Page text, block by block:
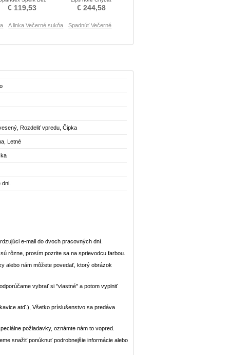
rukávov Večerné šaty
€ 119,53
Trblietanie Večerné šaty
€ 244,58
A linka Večerné sukňa
Spadnúť Večerné
Rozdeliť vpredu, Čipka
Letné
e-mail do dvoch pracovných dní.
rôzne, prosím pozrite sa na sprievodcu farbou.
alebo nám môžete povedať, ktorý obrázok
vybrať si "vlastné" a potom vyplniť
atď.), Všetko príslušenstvo sa predáva
požiadavky, oznámte nám to vopred.
snažiť ponúknuť podrobnejšie informácie alebo